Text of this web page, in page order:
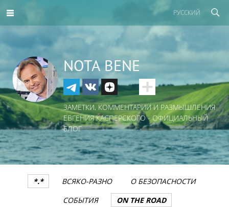
РУССКИЙ
NOTA BENE
ЗАМЕТКИ, КОММЕНТАРИИ И РАЗМЫШЛЕНИЯ
ЕВГЕНИЯ КАСПЕРСКОГО - ОФИЦИАЛЬНЫЙ
БЛОГ
*.* ВСЯКО-РАЗНО
О БЕЗОПАСНОСТИ
СОБЫТИЯ
ON THE ROAD